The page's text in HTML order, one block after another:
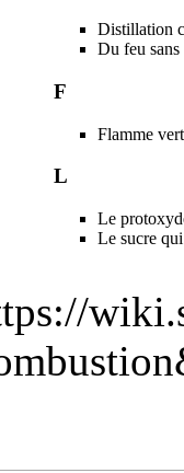
Distillation
Du feu
F
Flamme
L
Le
Le sucre